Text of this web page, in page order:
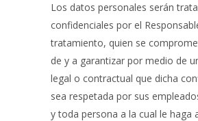
Los datos personales serán
confidenciales por el
tratamiento, quien se
de y a garantizar por medio de
legal o contractual que dicha
sea respetada por sus
y toda persona a la cual le haga